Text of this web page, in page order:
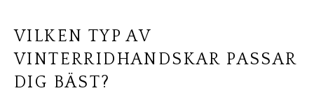
VILKEN TYP AV
VINTERRIDHANDSKAR PASSAR
DIG BÄST?